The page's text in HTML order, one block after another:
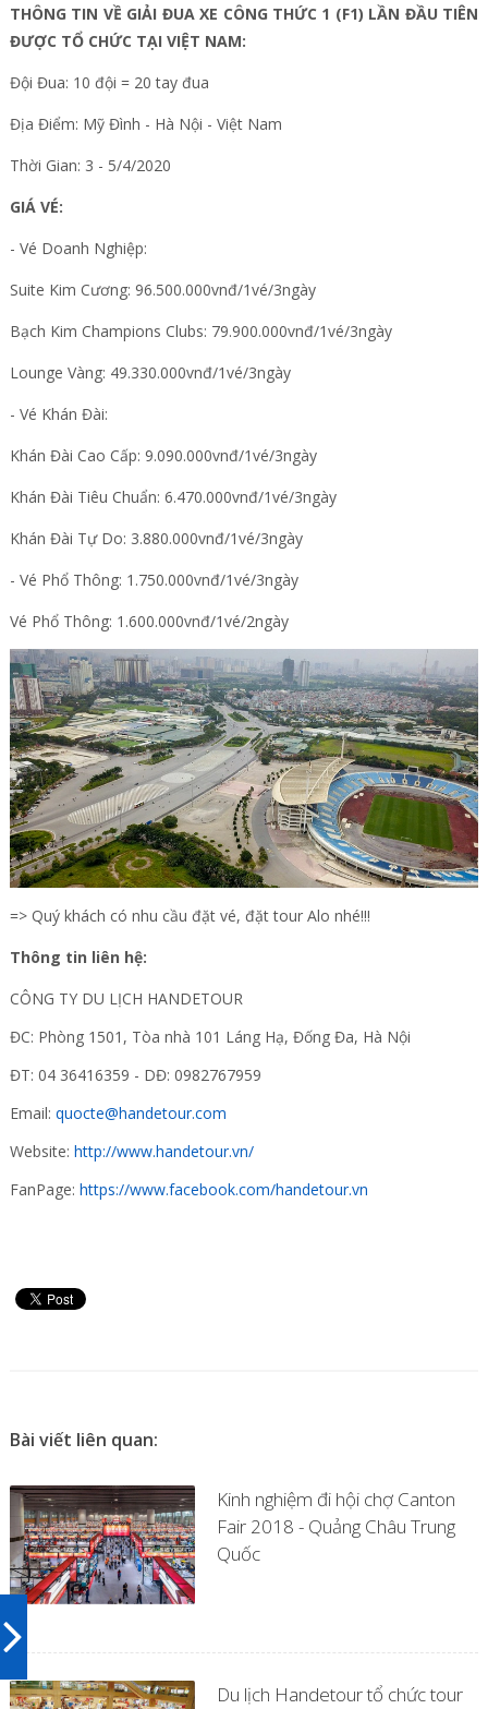
THÔNG TIN VỀ GIẢI ĐUA XE CÔNG THỨC 1 (F1) LẦN ĐẦU TIÊN
ĐƯỢC TỔ CHỨC TẠI VIỆT NAM:
Đội Đua: 10 đội = 20 tay đua
Địa Điểm: Mỹ Đình - Hà Nội - Việt Nam
Thời Gian: 3 - 5/4/2020
GIÁ VÉ:
- Vé Doanh Nghiệp:
Suite Kim Cương: 96.500.000vnđ/1vé/3ngày
Bạch Kim Champions Clubs: 79.900.000vnđ/1vé/3ngày
Lounge Vàng: 49.330.000vnđ/1vé/3ngày
- Vé Khán Đài:
Khán Đài Cao Cấp: 9.090.000vnđ/1vé/3ngày
Khán Đài Tiêu Chuẩn: 6.470.000vnđ/1vé/3ngày
Khán Đài Tự Do: 3.880.000vnđ/1vé/3ngày
- Vé Phổ Thông: 1.750.000vnđ/1vé/3ngày
Vé Phổ Thông: 1.600.000vnđ/1vé/2ngày
=> Quý khách có nhu cầu đặt vé, đặt tour Alo nhé!!!
Thông tin liên hệ:
CÔNG TY DU LỊCH HANDETOUR
ĐC: Phòng 1501, Tòa nhà 101 Láng Hạ, Đống Đa, Hà Nội
ĐT: 04 36416359 - DĐ: 0982767959
Email: quocte@handetour.com
Website: http://www.handetour.vn/
FanPage: https://www.facebook.com/handetour.vn
Bài viết liên quan:
Kinh nghiệm đi hội chợ Canton
Fair 2018 - Quảng Châu Trung
Quốc
Du lịch Handetour tổ chức tour